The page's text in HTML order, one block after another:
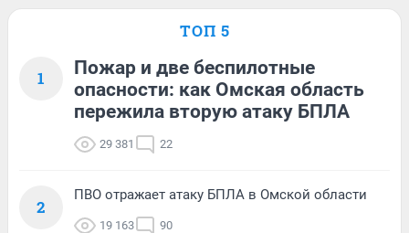
ТОП 5
1
Пожар и две беспилотные
опасности: как Омская область
пережила вторую атаку БПЛА
29 381 22
2
ПВО отражает атаку БПЛА в Омской области
19 163 90